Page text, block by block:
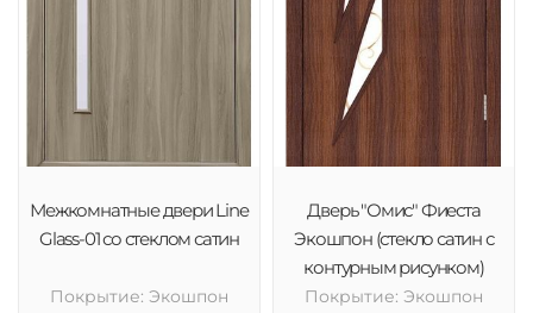
Межкомнатные двери Line
Glass-01 со стеклом сатин
Покрытие: Экошпон
Дверь "Омис" Фиеста
Экошпон (стекло сатин с
контурным рисунком)
Покрытие: Экошпон